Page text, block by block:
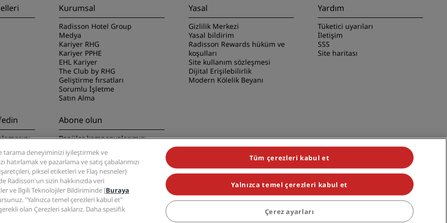
Kurumsal
Radisson Hotel Group
Medya
Kariyer RHG
Kariyer PPHE
EHL Kariyer
The Club by RHG
Geliştirme fırsatları
Sorumlu İşletme
Satın Alma
Yasal
Gizlilik Merkezi
Yasal bildirim
Radisson Rewards hüküm ve
koşulları
Site kullanım sözleşmesi
Dijital Erişilebilirlik
Modern Kölelik Beyanı
Yardım
Tüketici uyarıları
İletişim
SSS
Site haritası
Abone olun
Popüler kampanyalarımızı
Group, Radisson, Radisson RED, Radisson Blu, Radisson Collection, Radisson Individuals, Park Plaza, Park Inn, Country Inn & Suites, Prize by Radisson,
tarama deneyiminizi iyileştirmek ve
ve pazarlama ve satış çabalarımızı
piksel etiketleri ve Flaş nesneler)
Radisson'un sizin hakkınızda veri
ve İlgili Teknolojiler Bildiriminde [Buraya
"Yalnızca temel çerezleri kabul et"
olan Çerezleri saklarız. Daha spesifik
Tüm çerezleri kabul et
Yalnızca temel çerezleri kabul et
Çerez ayarları